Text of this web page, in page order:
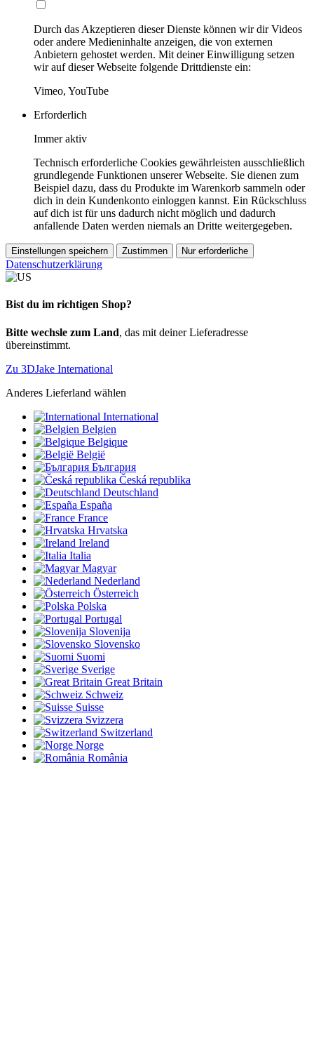
Durch das Akzeptieren dieser Dienste können wir dir Videos
oder andere Medieninhalte anzeigen, die von externen
Anbietern gehostet werden. Mit deiner Einwilligung setzen
wir auf dieser Webseite folgende Drittdienste ein:
Vimeo, YouTube
Erforderlich
Immer aktiv
Technisch erforderliche Cookies gewährleisten ausschließlich
grundlegende Funktionen unserer Webseite. Sie dienen zum
Beispiel dazu, dass du Produkte im Warenkorb sammeln oder
dich in dein Kundenkonto einloggen kannst. Ein Rückschluss
auf dich ist für uns dadurch nicht möglich und dadurch
anfallende Daten werden niemals an Dritte weitergegeben.
Einstellungen speichern Zustimmen Nur erforderliche
Datenschutzerklärung
Bist du im richtigen Shop?
Bitte wechsle zum Land, das mit deiner Lieferadresse
übereinstimmt.
Zu 3DJake International
Anderes Lieferland wählen
International
Belgien
Belgique
België
България
Česká republika
Deutschland
España
France
Hrvatska
Ireland
Italia
Magyar
Nederland
Österreich
Polska
Portugal
Slovenija
Slovensko
Suomi
Sverige
Great Britain
Schweiz
Suisse
Svizzera
Switzerland
Norge
România